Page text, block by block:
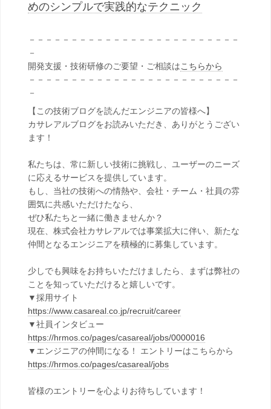
めのシンプルで実践的なテクニック
－－－－－－－－－－－－－－－－－－－－－－－－－
－
開発支援・技術研修のご要望・ご相談はこちらから
－－－－－－－－－－－－－－－－－－－－－－－－－
－
【この技術ブログを読んだエンジニアの皆様へ】
カサレアルブログをお読みいただき、ありがとうござい
ます！
私たちは、常に新しい技術に挑戦し、ユーザーのニーズ
に応えるサービスを提供しています。
もし、当社の技術への情熱や、会社・チーム・社員の雰
囲気に共感いただけたなら、
ぜひ私たちと一緒に働きませんか？
現在、株式会社カサレアルでは事業拡大に伴い、新たな
仲間となるエンジニアを積極的に募集しています。
少しでも興味をお持ちいただけましたら、まずは弊社の
ことを知っていただけると嬉しいです。
▼採用サイト
https://www.casareal.co.jp/recruit/career
▼社員インタビュー
https://hrmos.co/pages/casareal/jobs/0000016
▼エンジニアの仲間になる！ エントリーはこちらから
https://hrmos.co/pages/casareal/jobs
皆様のエントリーを心よりお待ちしています！